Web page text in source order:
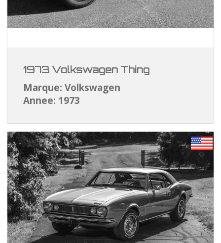
1973 Volkswagen Thing
Marque: Volkswagen
Annee: 1973